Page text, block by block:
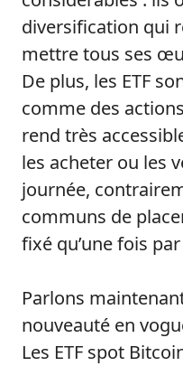
diversification qui
mettre tous ses
De plus, les ETF
comme des
rend très
les acheter ou les
journée,
communs de
fixé qu’une fois
Parlons
nouveauté en
Les ETF spot